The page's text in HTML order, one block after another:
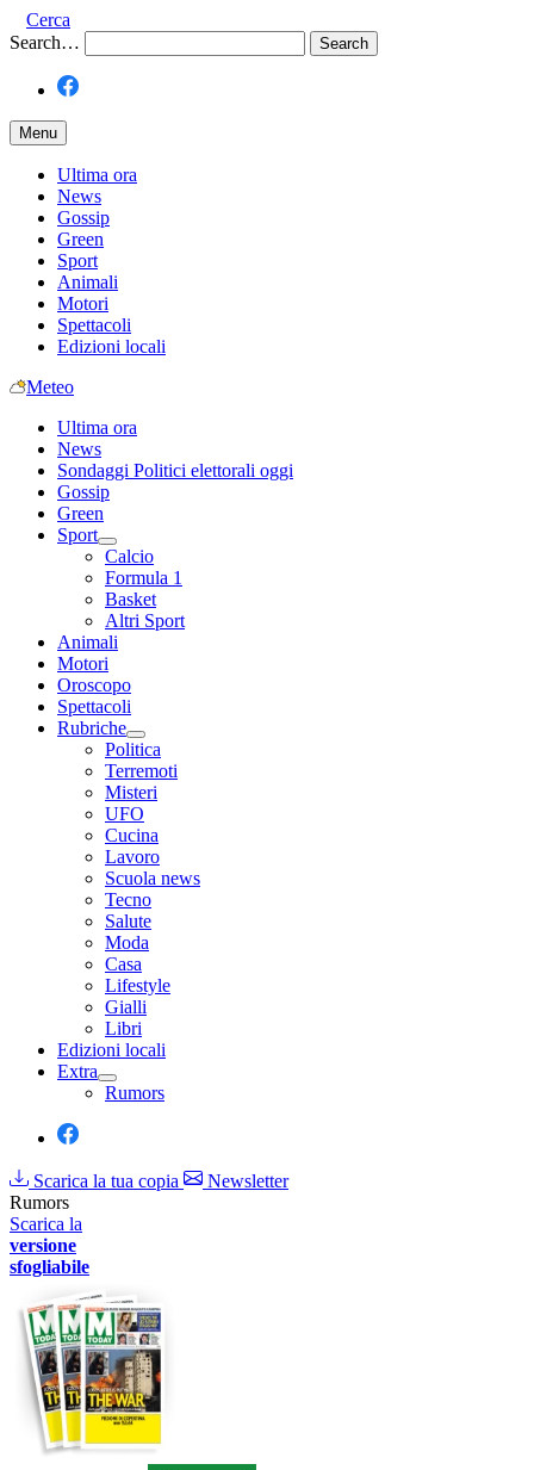
Cerca
Search…
Menu
Ultima ora
News
Gossip
Green
Sport
Animali
Motori
Spettacoli
Edizioni locali
Meteo
Ultima ora
News
Sondaggi Politici elettorali oggi
Gossip
Green
Sport
Calcio
Formula 1
Basket
Altri Sport
Animali
Motori
Oroscopo
Spettacoli
Rubriche
Politica
Terremoti
Misteri
UFO
Cucina
Lavoro
Scuola news
Tecno
Salute
Moda
Casa
Lifestyle
Gialli
Libri
Edizioni locali
Extra
Rumors
Scarica la tua copia
Newsletter
Rumors
Scarica la
versione
sfogliabile